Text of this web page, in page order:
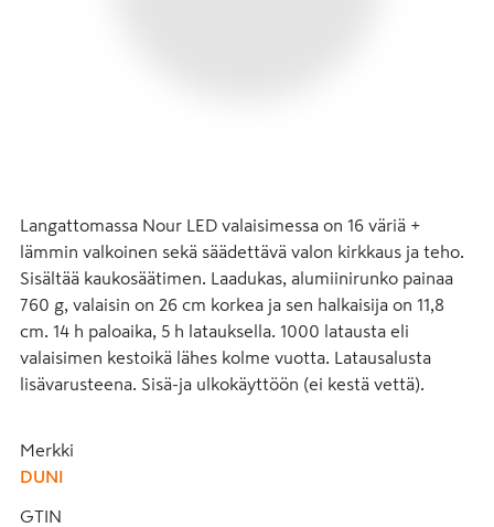
Langattomassa Nour LED valaisimessa on 16 väriä +
lämmin valkoinen sekä säädettävä valon kirkkaus ja teho.
Sisältää kaukosäätimen. Laadukas, alumiinirunko painaa
760 g, valaisin on 26 cm korkea ja sen halkaisija on 11,8
cm. 14 h paloaika, 5 h latauksella. 1000 latausta eli
valaisimen kestoikä lähes kolme vuotta. Latausalusta
lisävarusteena. Sisä-ja ulkokäyttöön (ei kestä vettä).
Merkki
DUNI
GTIN